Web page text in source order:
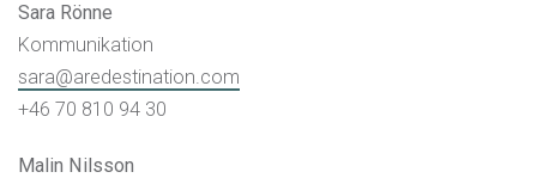
Sara Rönne
Kommunikation
sara@aredestination.com
+46 70 810 94 30
Malin Nilsson